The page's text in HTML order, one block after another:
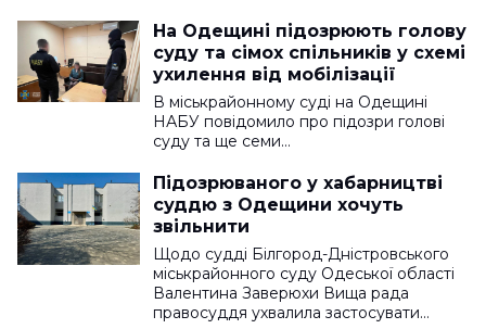
На Одещині підозрюють голову
суду та сімох спільників у схемі
ухилення від мобілізації
В міськрайонному суді на Одещині
НАБУ повідомило про підозри голові
суду та ще семи…
Підозрюваного у хабарництві
суддю з Одещини хочуть
звільнити
Щодо судді Білгород-Дністровського
міськрайонного суду Одеської області
Валентина Заверюхи Вища рада
правосуддя ухвалила застосувати…